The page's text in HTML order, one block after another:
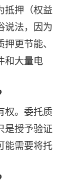
抵押（权益
说法，因为
更节能、
和大量电
权。委托质
授予验证
能需要将托